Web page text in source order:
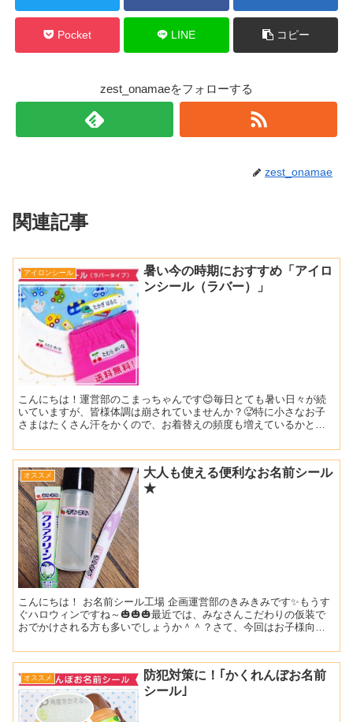
Pocket LINE コピー
zest_onamaeをフォローする
zest_onamae
関連記事
アイロンシール
暑い今の時期におすすめ「アイロ
ンシール（ラバー）」
こんにちは！運営部のこまっちゃんです😊毎日とても暑い日々が続
いていますが、皆様体調は崩されていませんか？🥵特に小さなお子
さまはたくさん汗をかくので、お着替えの頻度も増えているかと思
オススメ
大人も使える便利なお名前シール
★
こんにちは！ お名前シール工場 企画運営部のきみきみです✨もうす
ぐハロウィンですね～🎃🎃🎃最近では、みなさんこだわりの仮装で
おでかけされる方も多いでしょうか＾＾？さて、今回はお子様向け
オススメ
防犯対策に！｢かくれんぼお名前
シール｣